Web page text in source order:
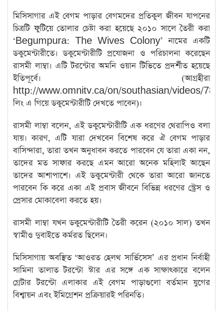
মিসিসাগার এই বেগম পাড়ার বেগমদের প্রতিকুল জীবন যাপনের
চিত্রটি ফুটিয়ে তোলার চেষ্টা করা হয়েছে ২০১০ সালে তৈরী করা
‘Begumpura: The Wives Colony’ নামের একটি
ডকুমেন্টারীতে। ডকুমেন্টারীটি প্রযোজনা ও পরিচালনা করেছেন
রাসমী লাম্বা। এটি টরন্টোর অমনি ওয়ান টিভিতে প্রদর্শীত হয়েছে
ইতিপূর্বে। (আগ্রহীরা
http://www.omnitv.ca/on/southasian/videos/
লিং এ গিয়ে ডকুমেন্টারীটি দেখতে পাবেন)।
রাসমী লাম্বা বলেন, এই ডকুমেন্টারীটি এক ধরণের থেরাপিও বলা
যায়। কারণ, এটি যারা দেখবেন বিশেষ করে ঐ বেগম পাড়ার
বাসিন্দারা, তারা তখন অনুধাবন করতে পারবেন যে তারা একা নন,
তাদের মত সাফার করছে এমন আরো অনেক মহিলাই আছেন
তাদের আশাপাশে। এই ডকুমেন্টারী থেকে তারা আরো জানতে
পারবেন কি করে একা এই প্রবাস জীবনে বিভিন্ন ধরণের স্ট্রেস ও
প্রেসার মোকাবেলা করতে হয়।
রাসমী লাম্বা যখন ডকুমেন্টারীটি তৈরী করেন (২০১০ সাল) তখন
স্বামীও দুবাইতে কর্মরত ছিলেন।
মিসিসাগায় অবস্থিত ‘আওরত হেলথ সার্ভিসেস’ এর প্রধান নির্বাহী
সামিনা তালাত টরন্টো স্টার এর সঙ্গে এক সাক্ষাৎকারে বলেন
গ্রেটার টরন্টো এলাকার এই বেগম পাড়াগুলো বর্তমান যুগের
বিশ্বায়ন এবং ইমিগ্রেশন প্রক্রিয়ারই পরিনতি।